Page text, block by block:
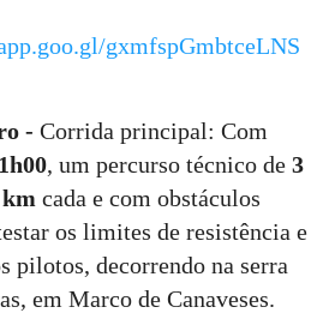
gxmfspGmbtceLNS
- Corrida principal: Com
, um percurso técnico de 3
cada e com obstáculos
os limites de resistência e
pilotos, decorrendo na serra
em Marco de Canaveses.